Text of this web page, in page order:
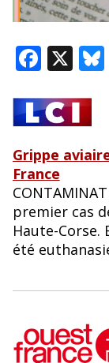
F
e
b
o
o
k
X Bl
Grippe
France
premier cas
Haute-Corse.
été